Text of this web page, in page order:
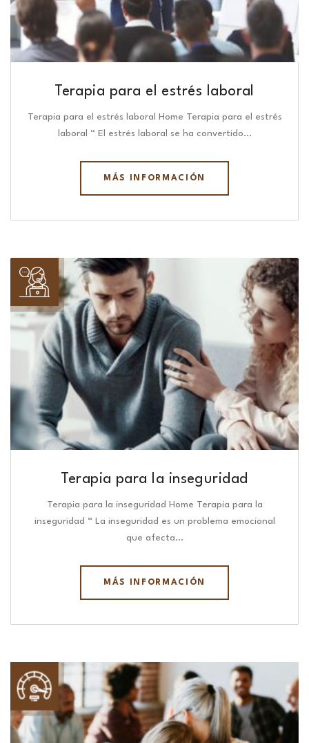
Terapia para el estrés laboral
Terapia para el estrés laboral Home Terapia para el estrés
laboral “ El estrés laboral se ha convertido…
MÁS INFORMACIÓN
Terapia para la inseguridad
Terapia para la inseguridad Home Terapia para la
inseguridad “ La inseguridad es un problema emocional
que afecta…
MÁS INFORMACIÓN